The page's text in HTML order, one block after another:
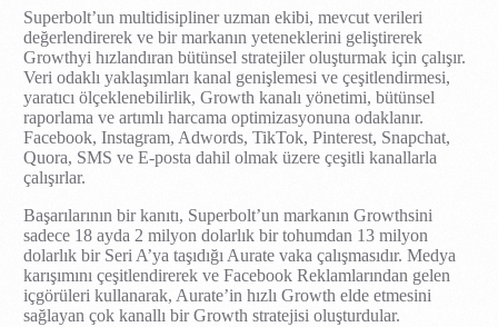
Superbolt’un multidisipliner uzman ekibi, mevcut verileri
değerlendirerek ve bir markanın yeteneklerini geliştirerek
Growthyi hızlandıran bütünsel stratejiler oluşturmak için çalışır.
Veri odaklı yaklaşımları kanal genişlemesi ve çeşitlendirmesi,
yaratıcı ölçeklenebilirlik, Growth kanalı yönetimi, bütünsel
raporlama ve artımlı harcama optimizasyonuna odaklanır.
Facebook, Instagram, Adwords, TikTok, Pinterest, Snapchat,
Quora, SMS ve E-posta dahil olmak üzere çeşitli kanallarla
çalışırlar.
Başarılarının bir kanıtı, Superbolt’un markanın Growthsini
sadece 18 ayda 2 milyon dolarlık bir tohumdan 13 milyon
dolarlık bir Seri A’ya taşıdığı Aurate vaka çalışmasıdır. Medya
karışımını çeşitlendirerek ve Facebook Reklamlarından gelen
içgörüleri kullanarak, Aurate’in hızlı Growth elde etmesini
sağlayan çok kanallı bir Growth stratejisi oluşturdular.